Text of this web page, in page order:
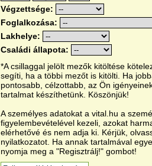
Végzettsége:
Foglalkozása:
Lakhelye:
Családi állapota:
*A csillaggal jelölt mezők kitöltése
segíti, ha a többi mezőt is kitölti. Ha
pontosabb, célzottabb, az Ön
tartalmat készíthetünk. Köszönjük!
A személyes adatokat a vital.hu a
figyelembevételével kezeli, azokat
elérhetővé és nem adja ki. Kérjük,
nyilatkozatot. Ha annak tartalmával
nyomja meg a "Regisztrálj!" gombot!